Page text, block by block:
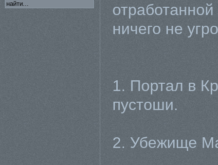
отработанной
ничего не
1. Портал в
пустоши.
2. Убежище